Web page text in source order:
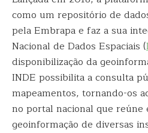
como um repositório de
pela Embrapa e faz a sua
Nacional de Dados Espaciais (
disponibilização da
INDE possibilita a consulta
mapeamentos, tornando-os
no portal nacional que reúne
geoinformação de diversas